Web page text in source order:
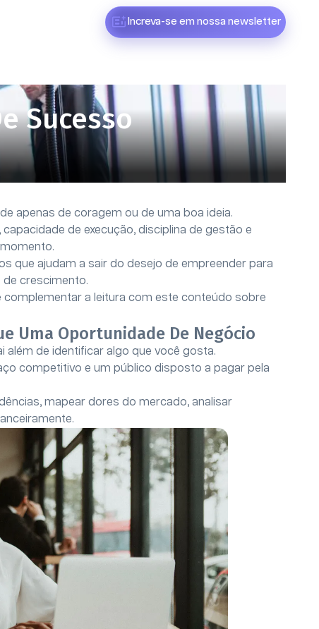
Increva-se em nossa newsletter
Sucesso
apenas de coragem ou de uma boa ideia.
de execução, disciplina de gestão e
que ajudam a sair do desejo de empreender para
de crescimento.
complementar a leitura com este conteúdo sobre
Uma Oportunidade De Negócio
além de identificar algo que você gosta.
competitivo e um público disposto a pagar pela
mapear dores do mercado, analisar